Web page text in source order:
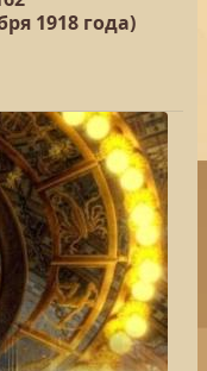
1918 года)